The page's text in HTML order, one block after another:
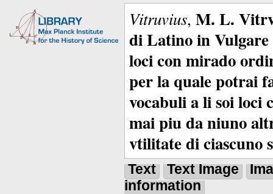
Vitruvius, M. L.
di Latino in Vulgare
loci con mirado
per la quale potrai
vocabuli a li soi loci
mai piu da niuno
vtilitate di ciascuno
Text Text Image
information